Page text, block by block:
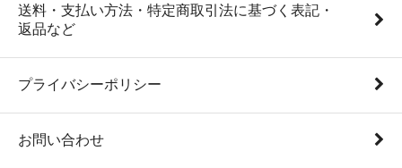
送料・支払い方法・特定商取引法に基づく表記・
返品など
プライバシーポリシー
お問い合わせ